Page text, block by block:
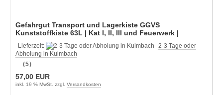
Gefahrgut Transport und Lagerkiste GGVS
Kunststoffkiste 63L | Kat I, II, III und Feuerwerk |
Staffelpreise
Lieferzeit:
2-3 Tage oder
Abholung in Kulmbach
(5)
57,00 EUR
inkl. 19 % MwSt. zzgl. Versandkosten